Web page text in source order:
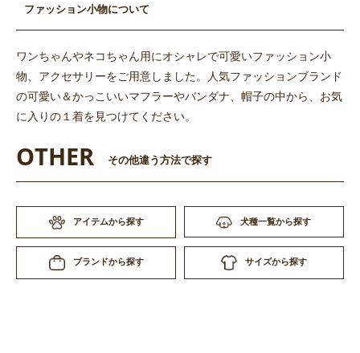
ファッション小物について
ワンちゃんやネコちゃん用にオシャレで可愛いファッション小
物、アクセサリーをご用意しました。人気ファッションブランド
の可愛い＆かっこいいマフラーやバンダナ、帽子の中から、お気
に入りの１着を見つけてください。
OTHER その他違う方法で探す
アイテムから探す 犬種一覧から探す
ブランドから探す サイズから探す